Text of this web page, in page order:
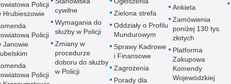
Policji
Hrubieszowie
Policji
Janowie
Policji
cywilne
Wymagania do
służby w Policji
Zmiany w
procedurze
doboru do służby
w Policji
Zielona strefa
Oddziały o Profilu
Mundurowym
Sprawy Kadrowe
i Finansowe
Zagrożenia
Porady dla
Ankieta
Zamówienia
poniżej 130 tys.
złotych
Platforma
Zakupowa
Komendy
Wojewódzkiej